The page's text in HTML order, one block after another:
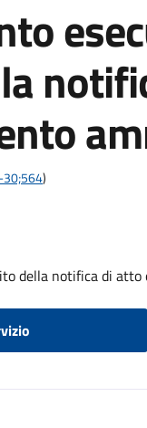
30;564)
della notifica di